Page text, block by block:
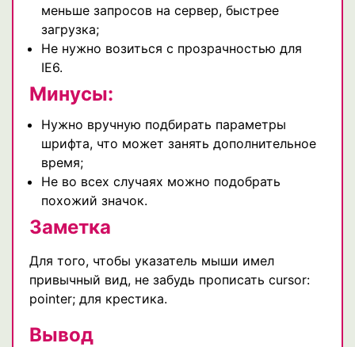
меньше запросов на сервер, быстрее
загрузка;
Не нужно возиться с прозрачностью для
IE6.
Минусы:
Нужно вручную подбирать параметры
шрифта, что может занять дополнительное
время;
Не во всех случаях можно подобрать
похожий значок.
Заметка
Для того, чтобы указатель мыши имел
привычный вид, не забудь прописать cursor:
pointer; для крестика.
Вывод